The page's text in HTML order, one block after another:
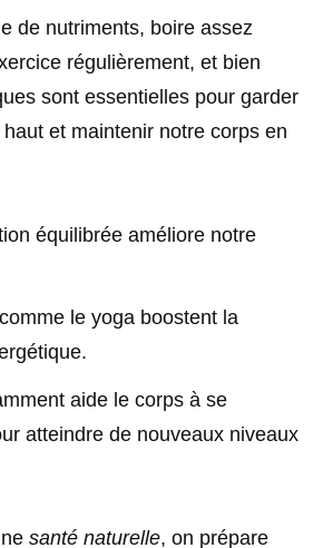
de nutriments, boire assez
régulièrement, et bien
sont essentielles pour garder
haut et maintenir notre corps en
équilibrée améliore notre
le yoga boostent la
aide le corps à se
atteindre de nouveaux niveaux
santé naturelle, on prépare